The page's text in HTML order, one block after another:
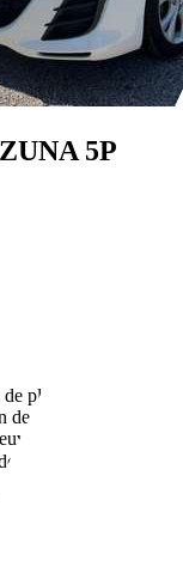
5P
plus amples
carburant et les
via le
l'ADEME.